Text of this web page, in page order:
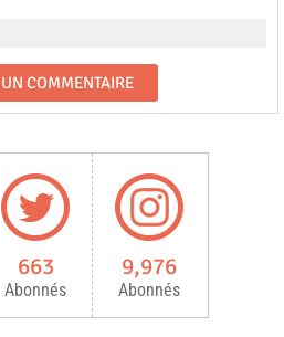
663
Abonnés
9,976
Abonnés